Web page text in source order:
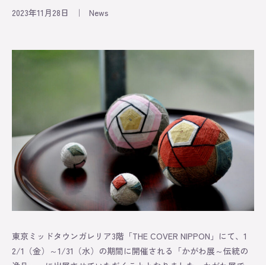
2023年11月28日 ｜ News
東京ミッドタウンガレリア3階「THE COVER NIPPON」にて、1
2/1（金）～1/31（水）の期間に開催される「かがわ展～伝統の